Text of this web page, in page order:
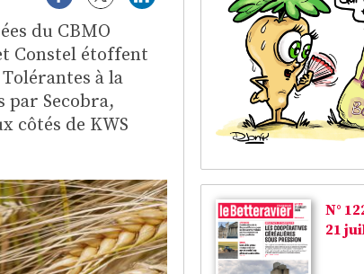
le Parlement
Environnement
Vidéos
Contact
du CBMO
Constel étoffent
à la
par Secobra,
côtés de KWS
N°
21